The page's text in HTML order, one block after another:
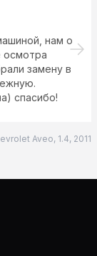
нам о
осмотра
замену в
спасибо!
Aveo, 1.4, 2011